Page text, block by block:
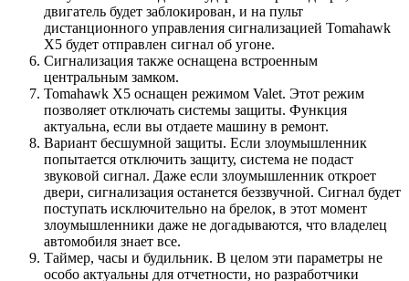
двигатель будет заблокирован, и на пульт
дистанционного управления сигнализацией Tomahawk
X5 будет отправлен сигнал об угоне.
Сигнализация также оснащена встроенным
центральным замком.
Tomahawk X5 оснащен режимом Valet. Этот режим
позволяет отключать системы защиты. Функция
актуальна, если вы отдаете машину в ремонт.
Вариант бесшумной защиты. Если злоумышленник
попытается отключить защиту, система не подаст
звуковой сигнал. Даже если злоумышленник откроет
двери, сигнализация останется беззвучной. Сигнал будет
поступать исключительно на брелок, в этот момент
злоумышленники даже не догадываются, что владелец
автомобиля знает все.
Таймер, часы и будильник. В целом эти параметры не
особо актуальны для отчетности, но разработчики